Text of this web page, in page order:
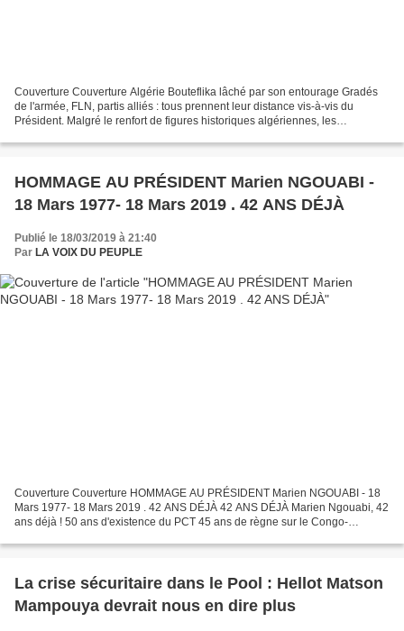
Couverture Couverture Algérie Bouteflika lâché par son entourage Gradés
de l'armée, FLN, partis alliés : tous prennent leur distance vis-à-vis du
Président. Malgré le renfort de figures historiques algériennes, les
HOMMAGE AU PRÉSIDENT Marien NGOUABI -
18 Mars 1977- 18 Mars 2019 . 42 ANS DÉJÀ
Publié le 18/03/2019 à 21:40
Par LA VOIX DU PEUPLE
Couverture Couverture HOMMAGE AU PRÉSIDENT Marien NGOUABI - 18
Mars 1977- 18 Mars 2019 . 42 ANS DÉJÀ 42 ANS DÉJÀ Marien Ngouabi, 42
ans déjà ! 50 ans d'existence du PCT 45 ans de règne sur le Congo-
La crise sécuritaire dans le Pool : Hellot Matson
Mampouya devrait nous en dire plus